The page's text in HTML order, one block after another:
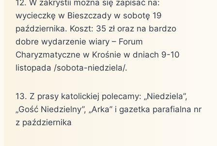
12. W zakrystii można się zapisać na:
wycieczkę w Bieszczady w sobotę 19
października. Koszt: 35 zł oraz na bardzo
dobre wydarzenie wiary – Forum
Charyzmatyczne w Krośnie w dniach 9-10
listopada /sobota-niedziela/.
13. Z prasy katolickiej polecamy: „Niedziela”,
„Gość Niedzielny”, „Arka” i gazetka parafialna nr
z października